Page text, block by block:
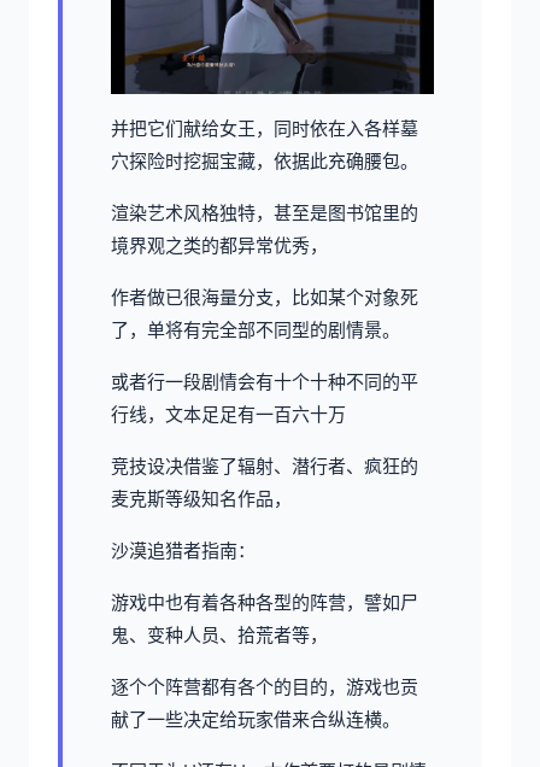
并把它们献给女王，同时依在入各样墓
穴探险时挖掘宝藏，依据此充确腰包。
渲染艺术风格独特，甚至是图书馆里的
境界观之类的都异常优秀，
作者做已很海量分支，比如某个对象死
了，单将有完全部不同型的剧情景。
或者行一段剧情会有十个十种不同的平
行线，文本足足有一百六十万
竞技设决借鉴了辐射、潜行者、疯狂的
麦克斯等级知名作品，
沙漠追猎者指南：
游戏中也有着各种各型的阵营，譬如尸
鬼、变种人员、拾荒者等，
逐个个阵营都有各个的目的，游戏也贡
献了一些决定给玩家借来合纵连横。